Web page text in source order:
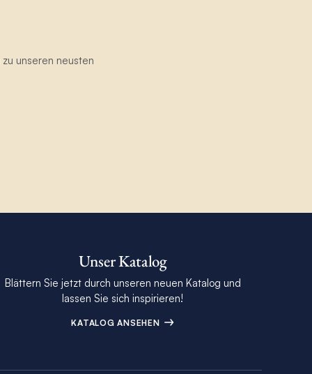
unseren neusten
Unser Katalog
Blättern Sie jetzt durch unseren neuen Katalog und
lassen Sie sich inspirieren!
KATALOG ANSEHEN